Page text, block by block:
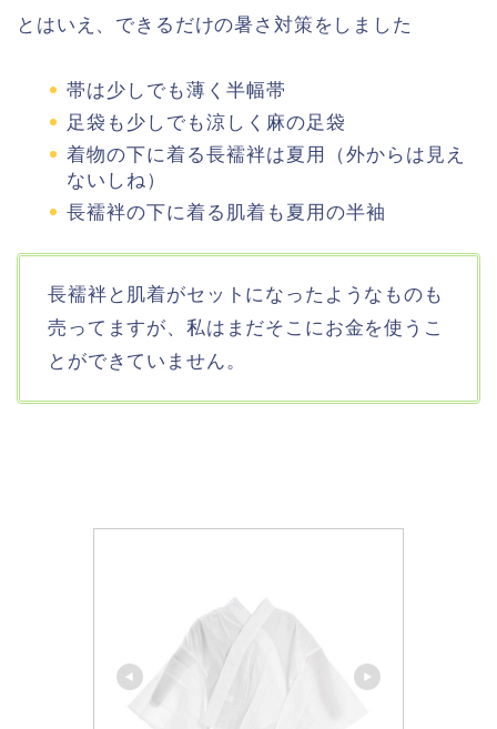
とはいえ、できるだけの暑さ対策をしました
帯は少しでも薄く半幅帯
足袋も少しでも涼しく麻の足袋
着物の下に着る長襦袢は夏用（外からは見え
ないしね）
長襦袢の下に着る肌着も夏用の半袖
長襦袢と肌着がセットになったようなものも
売ってますが、私はまだそこにお金を使うこ
とができていません。